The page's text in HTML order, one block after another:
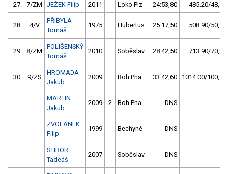
27. 7/ZM JEŽEK Filip 2011 Loko Plz 24:53,80 485.20/48,1
28. 4/V
PŘIBYLA
Tomáš
1975 Hubertus 25:17,50 508.90/50,5
29. 8/ZM
POLIŠENSKÝ
Tomáš
2010 Soběslav 28:42,50 713.90/70,8
30. 9/ZS
HROMADA
Jakub
2009 Boh.Pha 33:42,60 1014.00/100,5
MARTIN
Jakub
2009 2 Boh.Pha DNS
ZVOLÁNEK
Filip
1999 Bechyně DNS
STIBOR
Tadeáš
2007 Soběslav DNS